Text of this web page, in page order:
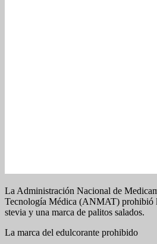
La Administración Nacional de
Tecnología Médica (ANMAT) prohibió
stevia y una marca de palitos salados.
La marca del edulcorante prohibido